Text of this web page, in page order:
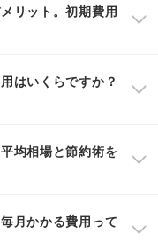
リット。初期費用
はいくらですか？
均相場と節約術を
月かかる費用って